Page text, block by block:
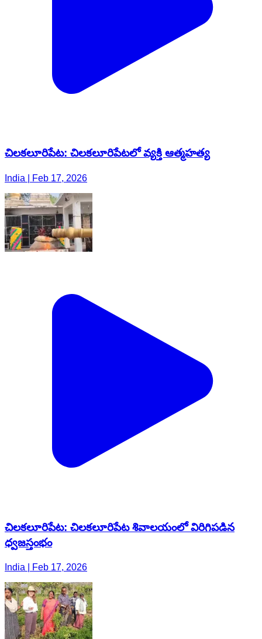
చిలకలూరిపేట: చిలకలూరిపేటలో వ్యక్తి ఆత్మహత్య
India | Feb 17, 2026
చిలకలూరిపేట: చిలకలూరిపేట శివాలయంలో విరిగిపడిన
ధ్వజస్తంభం
India | Feb 17, 2026